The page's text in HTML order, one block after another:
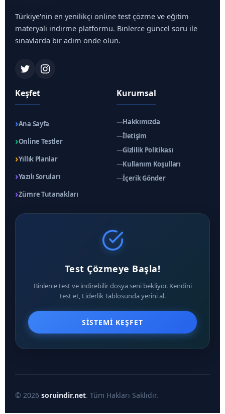
Türkiye'nin en yenilikçi online test çözme ve eğitim
materyali indirme platformu. Binlerce güncel soru ile
sınavlarda bir adım önde olun.
Keşfet
›Ana Sayfa
›Online Testler
›Yıllık Planlar
›Yazılı Soruları
›Zümre Tutanakları
Kurumsal
—Hakkımızda
—İletişim
—Gizlilik Politikası
—Kullanım Koşulları
—İçerik Gönder
Test Çözmeye Başla!
Binlerce test ve indirebilir dosya seni bekliyor. Kendini
test et, Liderlik Tablosunda yerini al.
SISTEMI KEŞFET
© 2026 soruindir.net. Tüm Hakları Saklıdır.